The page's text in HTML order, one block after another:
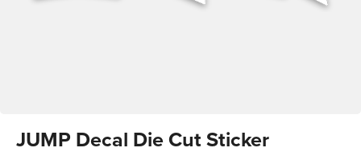
JUMP Decal Die Cut Sticker